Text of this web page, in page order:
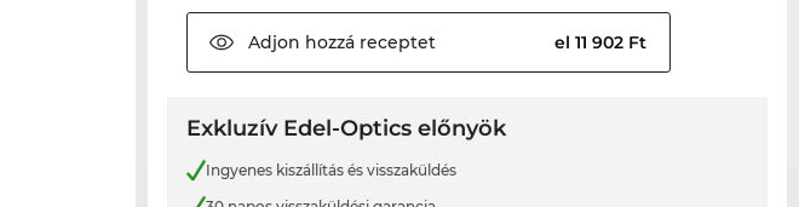
Adjon hozzá receptet el 11 902 Ft
Exkluzív Edel-Optics előnyök
Ingyenes kiszállítás és visszaküldés